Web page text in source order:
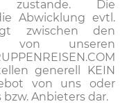
zustande. Die
Abwicklung evtl.
zwischen den
von unseren
generell KEIN
von uns oder
Anbieters dar.